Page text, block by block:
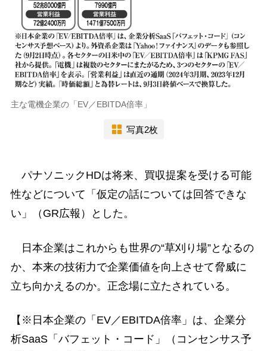
主な電機企業の「EV／EBITDA倍率」
写真2枚
パナソニックHDは将来、買収提案を受ける可能
性などについて「仮定の話については回答できな
い」（GR広報）とした。
日本企業はこれからも世界の“草刈り場”となるの
か、本来の技術力で企業価値を向上させて脅威に
立ち向かえるのか。正念場に立たされている。
【※日本企業の「EV／EBITDA倍率」は、企業分
析SaaS「バフェット・コード」（コンセンサス予